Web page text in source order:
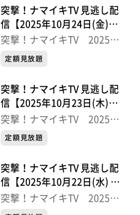
突撃！ナマイキTV 見逃し配
信【2025年10月24日(金)放
送分】
突撃！ナマイキTV 2025後
半
定額見放題
突撃！ナマイキTV 見逃し配
信【2025年10月23日(木)放
送分】
突撃！ナマイキTV 2025後
半
定額見放題
突撃！ナマイキTV 見逃し配
信【2025年10月22日(水) 放
送分】
突撃！ナマイキTV 2025後
半